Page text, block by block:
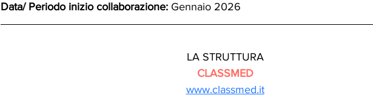
Data/ Periodo inizio collaborazione: Gennaio 2026
LA STRUTTURA
CLASSMED
www.classmed.it